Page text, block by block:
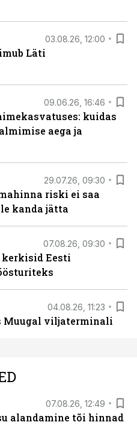
03.08.26, 12:00
Läti
09.06.26, 16:46
kuidas
aega ja
29.07.26, 09:30
riski ei saa
kanda jätta
07.08.26, 09:30
kerkisid Eesti
04.08.26, 11:23
Muugal viljaterminali
07.08.26, 12:49
alandamine tõi hinnad